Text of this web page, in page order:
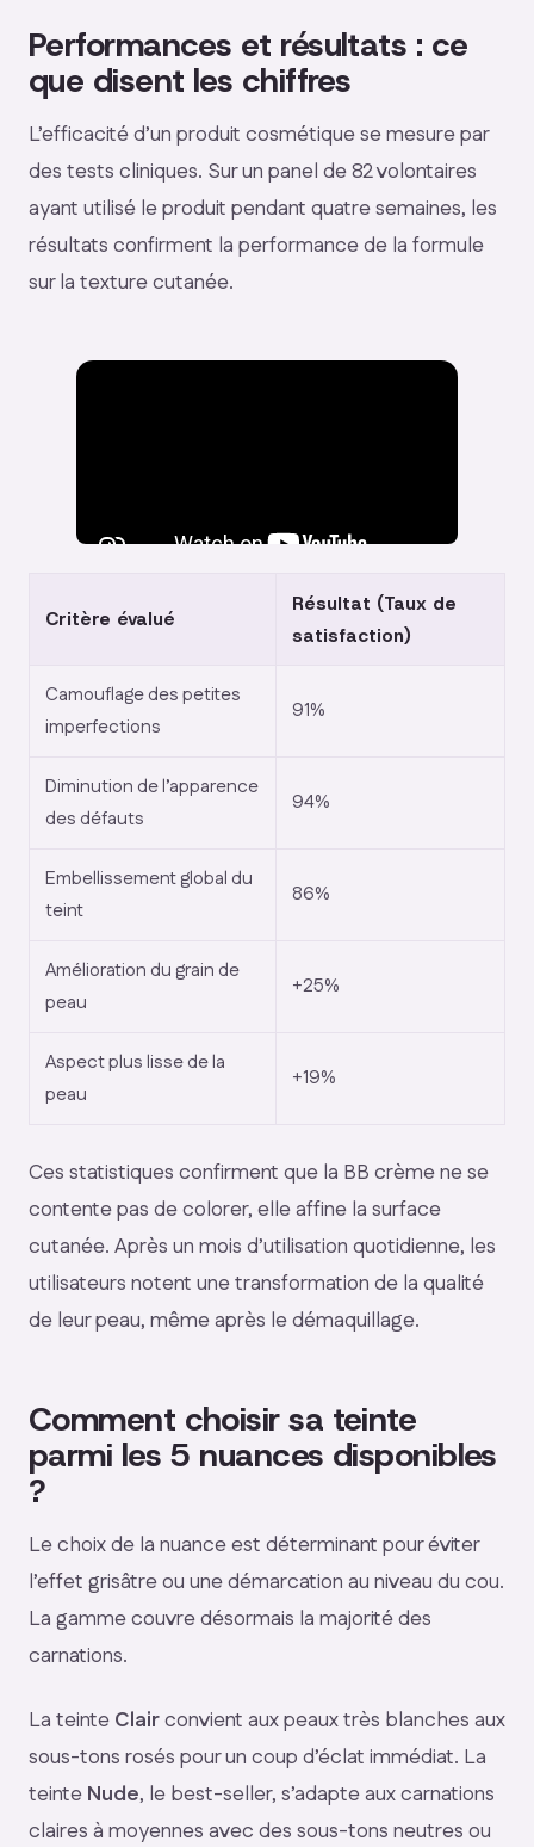
Performances et résultats : ce
que disent les chiffres
L’efficacité d’un produit cosmétique se mesure par
des tests cliniques. Sur un panel de 82 volontaires
ayant utilisé le produit pendant quatre semaines, les
résultats confirment la performance de la formule
sur la texture cutanée.
Critère évalué
Résultat (Taux de
satisfaction)
Camouflage des petites
imperfections
91%
Diminution de l’apparence
des défauts
94%
Embellissement global du
teint
86%
Amélioration du grain de
peau
+25%
Aspect plus lisse de la
peau
+19%
Ces statistiques confirment que la BB crème ne se
contente pas de colorer, elle affine la surface
cutanée. Après un mois d’utilisation quotidienne, les
utilisateurs notent une transformation de la qualité
de leur peau, même après le démaquillage.
Comment choisir sa teinte
parmi les 5 nuances disponibles
?
Le choix de la nuance est déterminant pour éviter
l’effet grisâtre ou une démarcation au niveau du cou.
La gamme couvre désormais la majorité des
carnations.
La teinte Clairconvient aux peaux très blanches aux
sous-tons rosés pour un coup d’éclat immédiat. La
teinte Nude, le best-seller, s’adapte aux carnations
claires à moyennes avec des sous-tons neutres ou